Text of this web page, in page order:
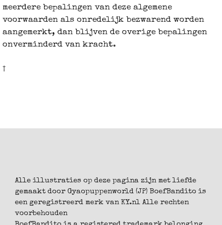
meerdere bepalingen van deze algemene
voorwaarden als onredelijk bezwarend worden
aangemerkt, dan blijven de overige bepalingen
onverminderd van kracht.
†
Alle illustraties op deze pagina zijn met liefde
gemaakt door Gyaopuppenworld (JP) BoefBandito is
een geregistreerd merk van KY.nl Alle rechten
voorbehouden